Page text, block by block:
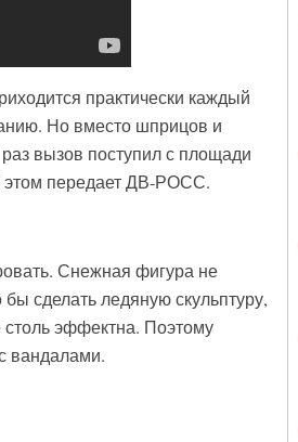
практически каждый
Но вместо шприцов и
вызов поступил с площади
передает ДВ-РОСС.
Снежная фигура не
сделать ледяную скульптуру,
эффектна. Поэтому
вандалами.